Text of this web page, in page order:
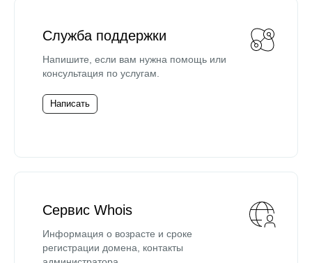
Служба поддержки
Напишите, если вам нужна помощь или
консультация по услугам.
Написать
Сервис Whois
Информация о возрасте и сроке
регистрации домена, контакты